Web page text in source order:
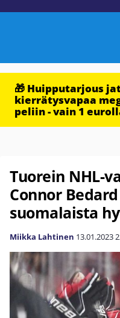
🎁 Huipputarjous
kierrätysvapaa
peliin - vain 1
Tuorein NHL-
Connor
suomalaista
Miikka Lahtinen 13.01.2023